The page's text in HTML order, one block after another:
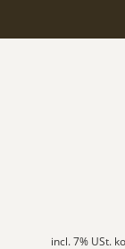
incl. 7% USt.